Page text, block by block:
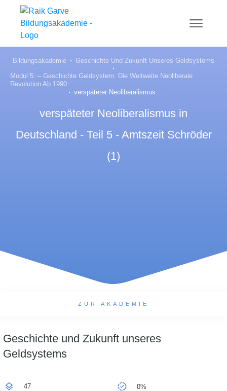
Bildungsakademie
Geschichte Und Zukunft Unseres Geldsystems
Modul 5: – Geschichte Geldsystem: Die Weltweite Neoliberale
Revolution Ab 1990
verspäteter Neoliberalismus in Deutschland – Teil 5 – Amtszeit Schröder (1)
verspäteter Neoliberalismus in
Deutschland - Teil 5 - Amtszeit Schröder
(1)
ZUR AKADEMIE
Geschichte und Zukunft unseres
Geldsystems
47 0%